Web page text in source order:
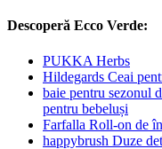
Descoperă Ecco Verde:
PUKKA Herbs
Hildegards Ceai
baie pentru sezonul
pentru bebeluși
Farfalla Roll-on de
happybrush Duze